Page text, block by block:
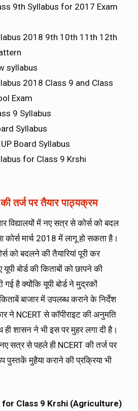
9th Syllabus for 2017 Exam
2018 9th 10th 11th 12th
syllabus
2018 Class 9 and Class
Exam
9 Syllabus
Syllabus
Board Syllabus
for Class 9 Krshi
की तर्ज पर तैयार पाठ्यक्रम
विद्यालयों में नए सत्र से कोर्स को बदल
कोर्स मार्च 2018 में लागू हो सकता है।
को बदलने की तैयारियां पूरी कर
बोर्ड की किताबों को छापने की
है क्योंकि यूपी बोर्ड ने मुद्रकों
बाजार में उपलब्ध कराने के निर्देश
ने NCERT से कॉपीराइट की अनुमति
शासन ने भी इस पर मुहर लगा दी है।
सत्र से पहले ही NCERT की तर्ज पर
मुहैया कराने की प्रक्रिया भी
for Class 9 Krshi (Agriculture)